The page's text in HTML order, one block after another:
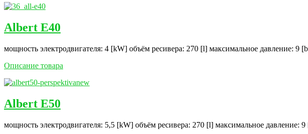
Albert E40
мощность электродвигателя: 4 [kW] объём ресивера: 270 [l] максимальное давление:
Описание товара
Albert E50
мощность электродвигателя: 5,5 [kW] объём ресивера: 270 [l] максимальное